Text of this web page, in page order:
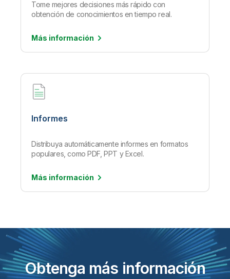
Tome mejores decisiones más rápido con
obtención de conocimientos en tiempo real.
Más información
Informes
Distribuya automáticamente informes en formatos
populares, como PDF, PPT y Excel.
Más información
Obtenga más información